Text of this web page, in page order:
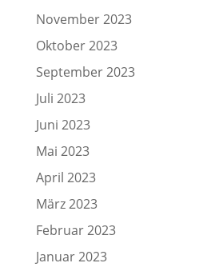
November 2023
Oktober 2023
September 2023
Juli 2023
Juni 2023
Mai 2023
April 2023
März 2023
Februar 2023
Januar 2023